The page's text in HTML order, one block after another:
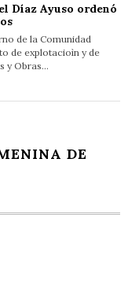
Díaz Ayuso ordenó
de la Comunidad
de explotacioìn y de
y Obras…
DE